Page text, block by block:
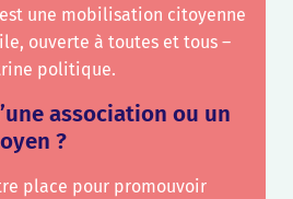
une mobilisation citoyenne
ouverte à toutes et tous –
politique.
association ou un
?
place pour promouvoir